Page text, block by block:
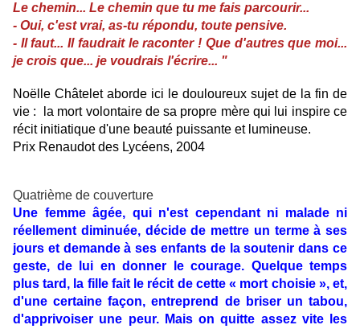
Le chemin... Le chemin que tu me fais parcourir...
- Oui, c'est vrai, as-tu répondu, toute pensive.
- Il faut... Il faudrait le raconter ! Que d'autres que moi...
je crois que... je voudrais l'écrire... "
Noëlle Châtelet aborde ici le douloureux sujet de la fin de
vie : la mort volontaire de sa propre mère qui lui inspire ce
récit initiatique d'une beauté puissante et lumineuse.
Prix Renaudot des Lycéens, 2004
Quatrième de couverture
Une femme âgée, qui n'est cependant ni malade ni
réellement diminuée, décide de mettre un terme à ses
jours et demande à ses enfants de la soutenir dans ce
geste, de lui en donner le courage. Quelque temps
plus tard, la fille fait le récit de cette « mort choisie », et,
d'une certaine façon, entreprend de briser un tabou,
d'apprivoiser une peur. Mais on quitte assez vite les